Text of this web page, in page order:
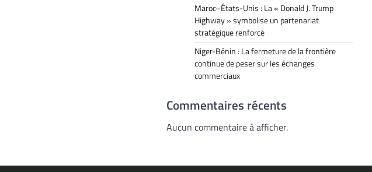
Maroc–États-Unis : La « Donald J. Trump
Highway » symbolise un partenariat
stratégique renforcé
Niger-Bénin : La fermeture de la frontière
continue de peser sur les échanges
commerciaux
Commentaires récents
Aucun commentaire à afficher.